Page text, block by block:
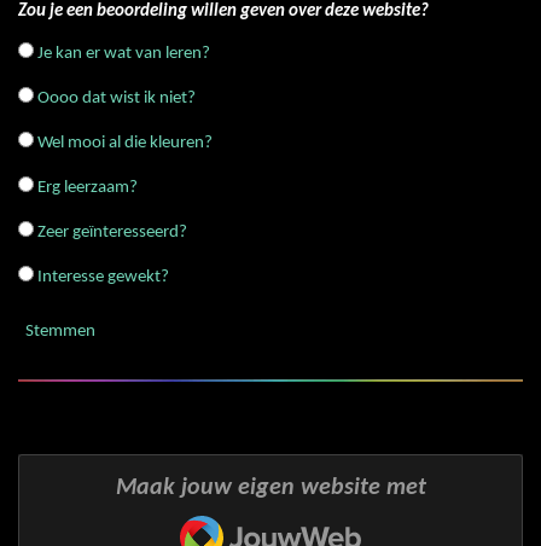
n
g
0
t
r
r
n
e
r
e
r
r
e
n
e
r
r
e
n
e
r
r
e
e
r
r
e
e
Zou je een beoordeling willen geven over deze website?
Je kan er wat van leren?
Oooo dat wist ik niet?
Wel mooi al die kleuren?
Erg leerzaam?
Zeer geïnteresseerd?
Interesse gewekt?
Stemmen
Maak jouw eigen website met
JouwWeb